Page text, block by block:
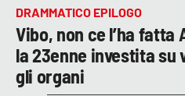
DRAMMATICO EPILOGO
Vibo, non ce l’ha
la 23enne investita
gli organi